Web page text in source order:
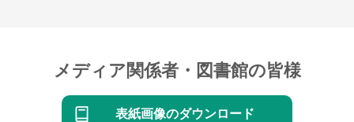
メディア関係者・図書館の皆様
表紙画像のダウンロード